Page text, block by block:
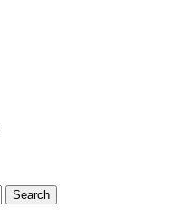
Search